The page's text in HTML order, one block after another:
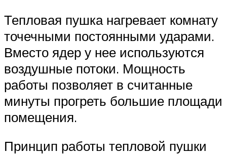
Тепловая пушка нагревает комнату
точечными постоянными ударами.
Вместо ядер у нее используются
воздушные потоки. Мощность
работы позволяет в считанные
минуты прогреть большие площади
помещения.
Принцип работы тепловой пушки